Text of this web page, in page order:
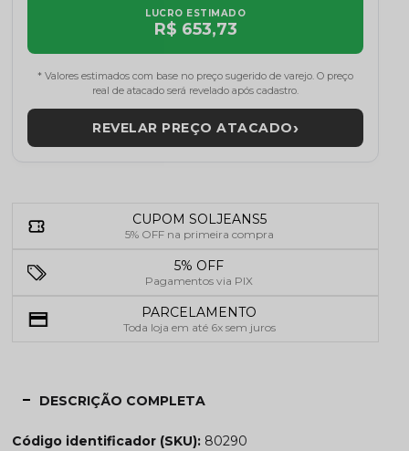
LUCRO ESTIMADO
R$ 653,73
* Valores estimados com base no preço sugerido de varejo. O preço
real de atacado será revelado após cadastro.
REVELAR PREÇO ATACADO›
CUPOM SOLJEANS5
5% OFF na primeira compra
5% OFF
Pagamentos via PIX
PARCELAMENTO
Toda loja em até 6x sem juros
DESCRIÇÃO COMPLETA
Código identificador (SKU): 80290